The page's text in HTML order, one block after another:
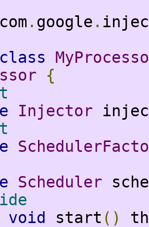
. google .
class
{
Injector
Scheduler
void start ()